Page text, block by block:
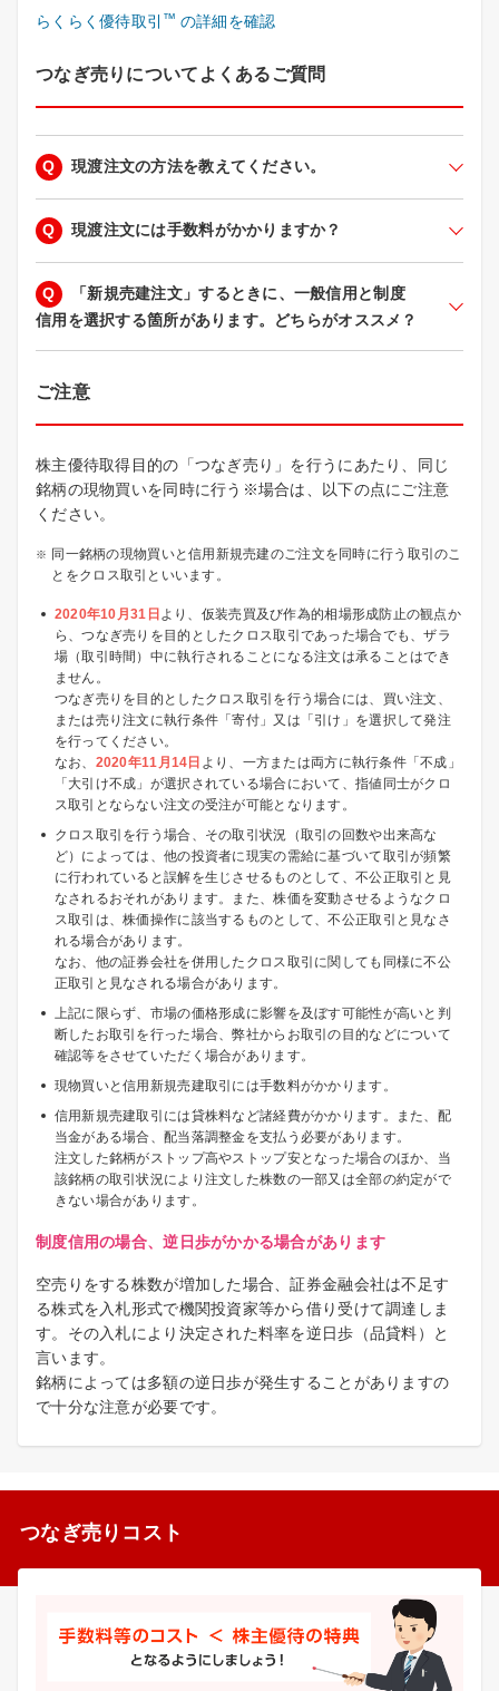
らくらく優待取引 ™ の詳細を確認
つなぎ売りについてよくあるご質問
Q 現渡注文の方法を教えてください。
Q 現渡注文には手数料がかかりますか？
Q
「新規売建注文」するときに、一般信用と制度
信用を選択する箇所があります。どちらがオススメ？
ご注意
株主優待取得目的の「つなぎ売り」を行うにあたり、同じ
銘柄の現物買いを同時に行う※場合は、以下の点にご注意
ください。
同一銘柄の現物買いと信用新規売建のご注文を同時に行う取引のこ
とをクロス取引といいます。
2020年10月31日 より、仮装売買及び作為的相場形成防止の観点か
ら、つなぎ売りを目的としたクロス取引であった場合でも、ザラ
場（取引時間）中に執行されることになる注文は承ることはでき
ません。
つなぎ売りを目的としたクロス取引を行う場合には、買い注文、
または売り注文に執行条件「寄付」又は「引け」を選択して発注
を行ってください。
なお、 2020年11月14日 より、一方または両方に執行条件「不成」
「大引け不成」が選択されている場合において、指値同士がクロ
ス取引とならない注文の受注が可能となります。
クロス取引を行う場合、その取引状況（取引の回数や出来高な
ど）によっては、他の投資者に現実の需給に基づいて取引が頻繁
に行われていると誤解を生じさせるものとして、不公正取引と見
なされるおそれがあります。また、株価を変動させるようなクロ
ス取引は、株価操作に該当するものとして、不公正取引と見なさ
れる場合があります。
なお、他の証券会社を併用したクロス取引に関しても同様に不公
正取引と見なされる場合があります。
上記に限らず、市場の価格形成に影響を及ぼす可能性が高いと判
断したお取引を行った場合、弊社からお取引の目的などについて
確認等をさせていただく場合があります。
現物買いと信用新規売建取引には手数料がかかります。
信用新規売建取引には貸株料など諸経費がかかります。また、配
当金がある場合、配当落調整金を支払う必要があります。
注文した銘柄がストップ高やストップ安となった場合のほか、当
該銘柄の取引状況により注文した株数の一部又は全部の約定がで
きない場合があります。
制度信用の場合、逆日歩がかかる場合があります
空売りをする株数が増加した場合、証券金融会社は不足す
る株式を入札形式で機関投資家等から借り受けて調達しま
す。その入札により決定された料率を逆日歩（品貸料）と
言います。
銘柄によっては多額の逆日歩が発生することがありますの
で十分な注意が必要です。
つなぎ売りコスト